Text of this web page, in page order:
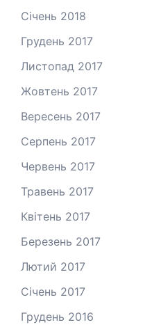
Січень 2018
Грудень 2017
Листопад 2017
Жовтень 2017
Вересень 2017
Серпень 2017
Червень 2017
Травень 2017
Квітень 2017
Березень 2017
Лютий 2017
Січень 2017
Грудень 2016